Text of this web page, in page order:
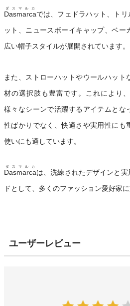
Dasmarca
ダスマルカ
では、フェドラハット、ト
ット、ニュースボーイキャップ、ベー
広い帽子スタイルが展開されています。
また、ストローハットやウールハット
材の選択肢も豊富です。これにより
様々なシーンで活躍するアイテムとな
性ばかりでなく、快適さや実用性にも
使いにも適しています。
Dasmarca
ダスマルカ
は、洗練されたデザインと
ドとして、多くのファッション愛好家
ユーザーレビュー